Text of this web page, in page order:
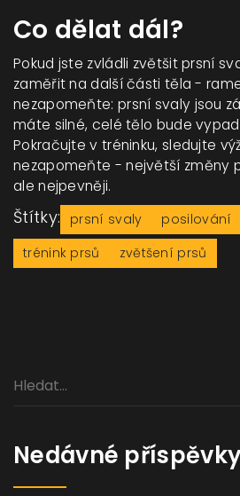
Co dělat dál?
Pokud jste zvládli zvětšit prsní
zaměřit na další části těla -
nezapomeňte: prsní svaly jsou
máte silné, celé tělo bude
Pokračujte v tréninku, sledujte
nezapomeňte - největší změny
ale nejpevněji.
Štítky: prsní svaly posilování
trénink prsů
zvětšení prsů
Nedávné